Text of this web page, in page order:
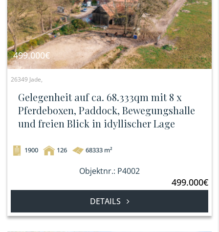
499.000€
26349 Jade,
Gelegenheit auf ca. 68.333qm mit 8 x
Pferdeboxen, Paddock, Bewegungshalle
und freien Blick in idyllischer Lage
1900 126 68333 m²
Objektnr.: P4002
499.000€
DETAILS